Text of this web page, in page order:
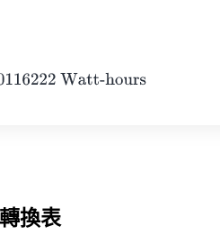
0.0116222 Watt-hours
換表